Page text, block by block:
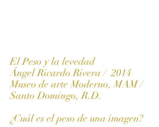
El Peso y la levedad
Ángel Ricardo Rivera / 2014
Museo de arte Moderno, MAM /
Santo Domingo, R.D.
¿Cuál es el peso de una imagen?